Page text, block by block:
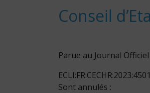
Conseil
Parue au Journal
Sont annulés :